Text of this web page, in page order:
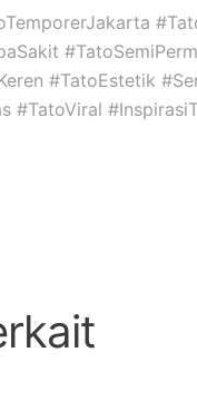
#TatoEstetik
#TatoViral